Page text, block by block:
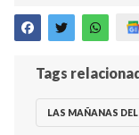
Tags
LAS MAÑANAS DEL